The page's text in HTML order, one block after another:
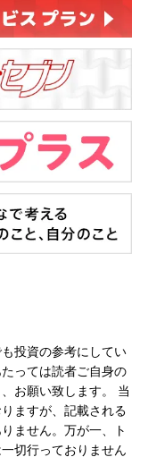
投資の参考にしてい
っては読者ご自身の
お願い致します。 当
ますが、記載される
ません。万が一、ト
切行っておりません